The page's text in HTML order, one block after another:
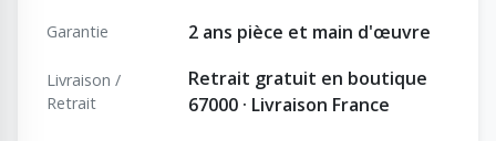
Garantie 2 ans pièce et main d'œuvre
Livraison /
Retrait
Retrait gratuit en boutique
67000 · Livraison France